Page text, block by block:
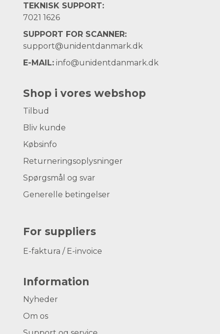
TEKNISK SUPPORT:
7021 1626
SUPPORT FOR SCANNER:
support@unidentdanmark.dk
E-MAIL: info@unidentdanmark.dk
Shop i vores webshop
Tilbud
Bliv kunde
Købsinfo
Returneringsoplysninger
Spørgsmål og svar
Generelle betingelser
For suppliers
E-faktura / E-invoice
Information
Nyheder
Om os